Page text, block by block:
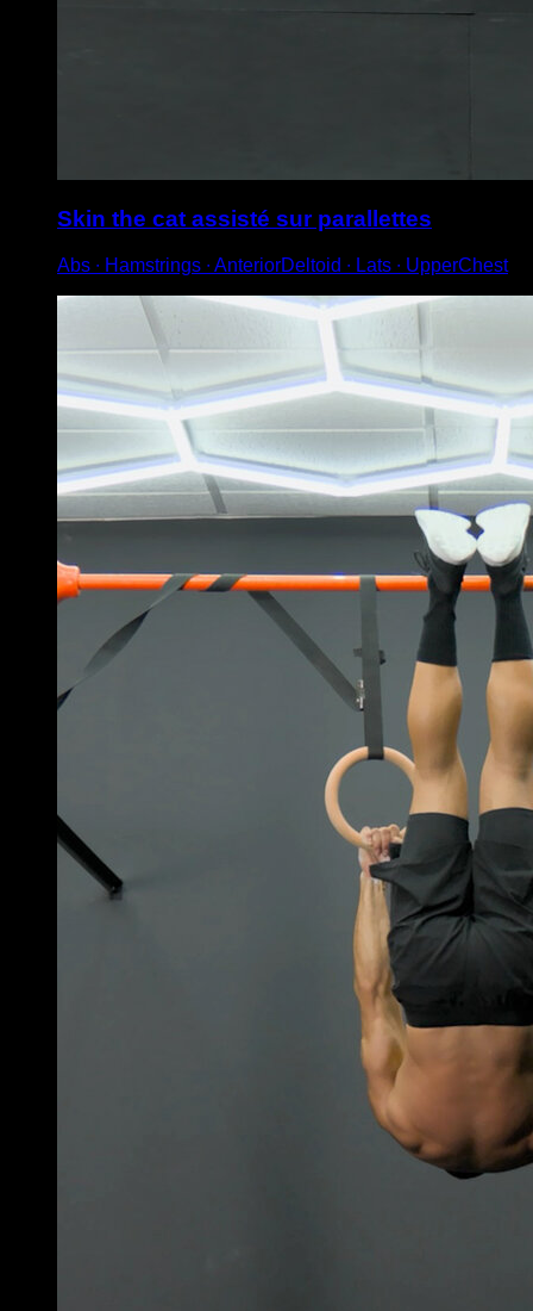
Skin the cat assisté sur parallettes
Abs ∙ Hamstrings ∙ AnteriorDeltoid ∙ Lats ∙ UpperChest